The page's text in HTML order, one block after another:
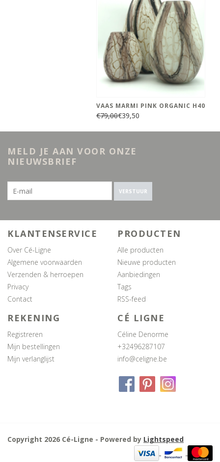
VAAS MARMI PINK ORGANIC H40
€79,00€39,50
MELD JE AAN VOOR ONZE
NIEUWSBRIEF
VERSTUUR
KLANTENSERVICE
Over Cé-Ligne
Algemene voorwaarden
Verzenden & herroepen
Privacy
Contact
PRODUCTEN
Alle producten
Nieuwe producten
Aanbiedingen
Tags
RSS-feed
REKENING
Registreren
Mijn bestellingen
Mijn verlanglijst
CÉ LIGNE
Céline Denorme
+32496287107
info@celigne.be
Copyright 2026 Cé-Ligne - Powered by Lightspeed